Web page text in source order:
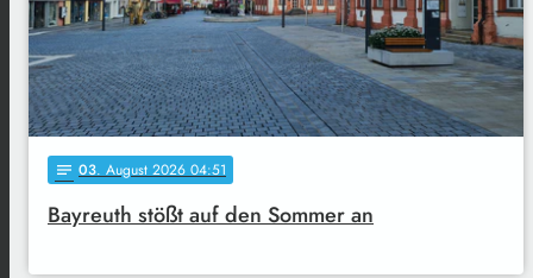
notes 03. August 2026 04:51
Bayreuth stößt auf den Sommer an